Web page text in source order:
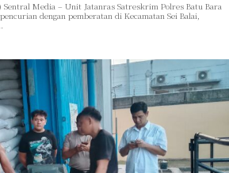
Media – Unit Jatanras Satreskrim Polres Batu Bara
dengan pemberatan di Kecamatan Sei Balai,